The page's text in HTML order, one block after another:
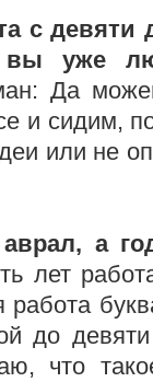
с
уже
Да
и сидим,
или не
а
лет
до
что